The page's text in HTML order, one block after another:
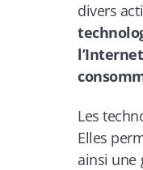
divers
Les
Elles
ainsi une